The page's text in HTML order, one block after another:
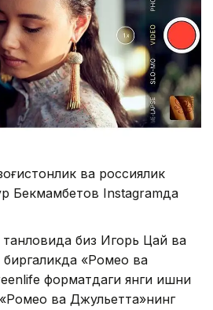
ва россиялик
Бекмамбетов Instagramда
биз Игорь Цай ва
«Ромео ва
форматдаги янги ишни
ва Джульетта»нинг